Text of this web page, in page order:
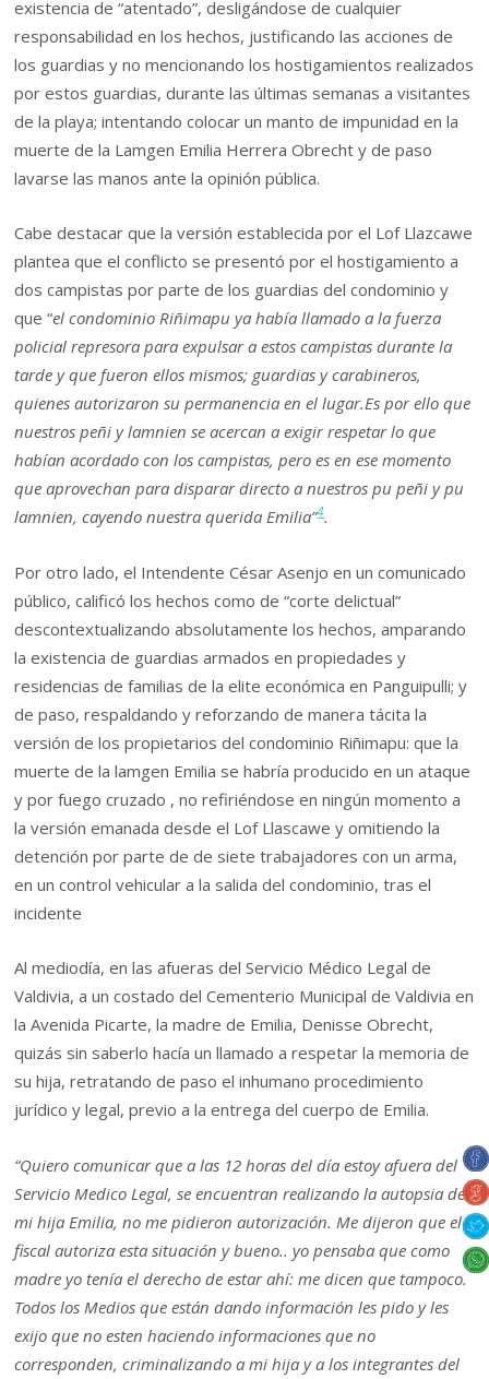
existencia de “atentado”, desligándose de cualquier
responsabilidad en los hechos, justificando las acciones de
los guardias y no mencionando los hostigamientos realizados
por estos guardias, durante las últimas semanas a visitantes
de la playa; intentando colocar un manto de impunidad en la
muerte de la Lamgen Emilia Herrera Obrecht y de paso
lavarse las manos ante la opinión pública.
Cabe destacar que la versión establecida por el Lof Llazcawe
plantea que el conflicto se presentó por el hostigamiento a
dos campistas por parte de los guardias del condominio y
que “el condominio Riñimapu ya había llamado a la fuerza
policial represora para expulsar a estos campistas durante la
tarde y que fueron ellos mismos; guardias y carabineros,
quienes autorizaron su permanencia en el lugar.Es por ello que
nuestros peñi y lamnien se acercan a exigir respetar lo que
habían acordado con los campistas, pero es en ese momento
que aprovechan para disparar directo a nuestros pu peñi y pu
lamnien, cayendo nuestra querida Emilia”4.
Por otro lado, el Intendente César Asenjo en un comunicado
público, calificó los hechos como de “corte delictual”
descontextualizando absolutamente los hechos, amparando
la existencia de guardias armados en propiedades y
residencias de familias de la elite económica en Panguipulli; y
de paso, respaldando y reforzando de manera tácita la
versión de los propietarios del condominio Riñimapu: que la
muerte de la lamgen Emilia se habría producido en un ataque
y por fuego cruzado , no refiriéndose en ningún momento a
la versión emanada desde el Lof Llascawe y omitiendo la
detención por parte de de siete trabajadores con un arma,
en un control vehicular a la salida del condominio, tras el
incidente
Al mediodía, en las afueras del Servicio Médico Legal de
Valdivia, a un costado del Cementerio Municipal de Valdivia en
la Avenida Picarte, la madre de Emilia, Denisse Obrecht,
quizás sin saberlo hacía un llamado a respetar la memoria de
su hija, retratando de paso el inhumano procedimiento
jurídico y legal, previo a la entrega del cuerpo de Emilia.
“Quiero comunicar que a las 12 horas del día estoy afuera del
Servicio Medico Legal, se encuentran realizando la autopsia de
mi hija Emilia, no me pidieron autorización. Me dijeron que el
fiscal autoriza esta situación y bueno.. yo pensaba que como
madre yo tenía el derecho de estar ahí: me dicen que tampoco.
Todos los Medios que están dando información les pido y les
exijo que no esten haciendo informaciones que no
corresponden, criminalizando a mi hija y a los integrantes del